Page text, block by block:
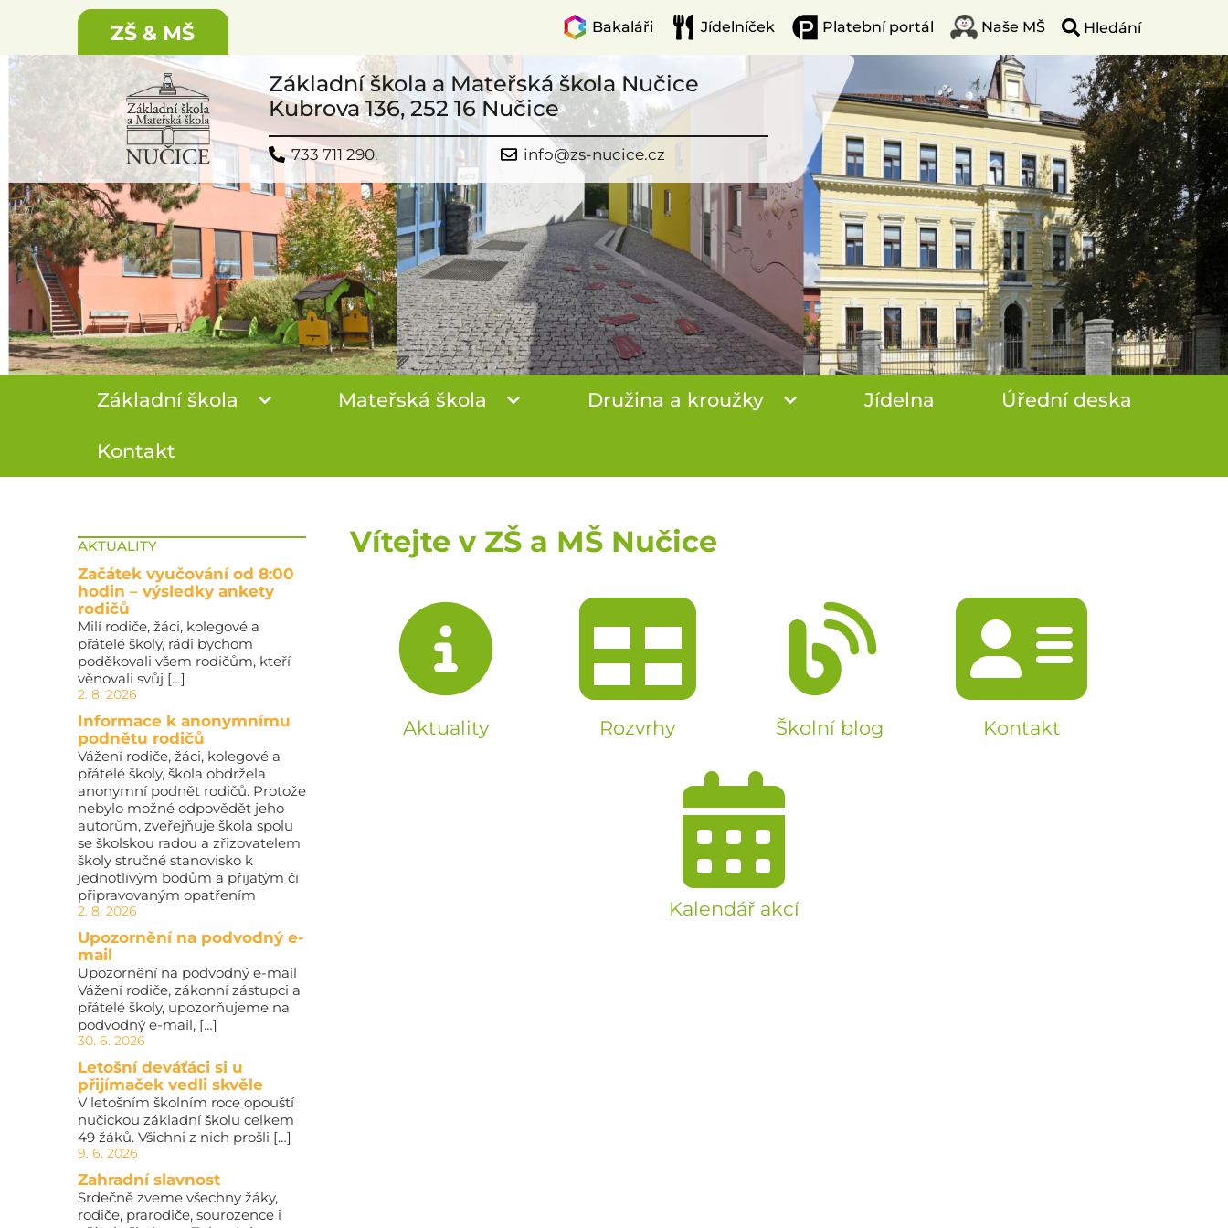
ZŠ & MŠ Bakaláři Jídelníček Platební portál Naše MŠ
Základní škola a Mateřská škola Nučice
Kubrova 136, 252 16 Nučice
733 711 290. info@zs-nucice.cz
Základní škola Mateřská škola Družina a kroužky Jídelna Úřední deska
Kontakt
AKTUALITY
Začátek vyučování od 8:00
hodin – výsledky ankety
rodičů
Milí rodiče, žáci, kolegové a
přátelé školy, rádi bychom
poděkovali všem rodičům, kteří
věnovali svůj […]
2. 8. 2026
Informace k anonymnímu
podnětu rodičů
Vážení rodiče, žáci, kolegové a
přátelé školy, škola obdržela
anonymní podnět rodičů. Protože
nebylo možné odpovědět jeho
autorům, zveřejňuje škola spolu
se školskou radou a zřizovatelem
školy stručné stanovisko k
jednotlivým bodům a přijatým či
připravovaným opatřením
2. 8. 2026
Upozornění na podvodný e-
mail
Upozornění na podvodný e-mail
Vážení rodiče, zákonní zástupci a
přátelé školy, upozorňujeme na
podvodný e-mail, […]
30. 6. 2026
Letošní deváťáci si u
přijímaček vedli skvěle
V letošním školním roce opouští
nučickou základní školu celkem
49 žáků. Všichni z nich prošli […]
9. 6. 2026
Zahradní slavnost
Srdečně zveme všechny žáky,
rodiče, prarodiče, sourozence i
Vítejte v ZŠ a MŠ Nučice
Aktuality Rozvrhy Školní blog Kontakt
Kalendář akcí